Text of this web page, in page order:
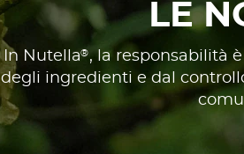
LE
In Nutella®, la responsabilità
degli ingredienti e dal